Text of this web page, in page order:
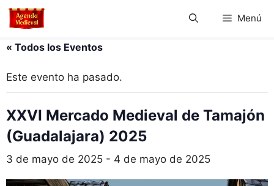
Saltar
Menú
« Todos los Eventos
Este evento ha pasado.
XXVI Mercado Medieval de Tamajón
(Guadalajara) 2025
3 de mayo de 2025 - 4 de mayo de 2025